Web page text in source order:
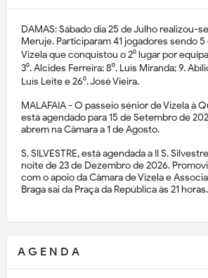
DAMAS: Sábado dia 25 de Julho realizou-
Meruje. Participaram 41 jogadores sendo 5
Vizela que conquistou o 2⁰ lugar por
3⁰. Alcides Ferreira; 8⁰. Luís Miranda; 9.
Luís Leite e 26⁰. José Vieira.
MALAFAIA - O passeio sénior de Vizela à
está agendado para 15 de Setembro de
abrem na Câmara a 1 de Agosto.
S. SILVESTRE, está agendada a II S.
noite de 23 de Dezembro de 2026.
com o apoio da Câmara de Vizela e
Braga sai da Praça da República às 21 horas.
A G E N D A